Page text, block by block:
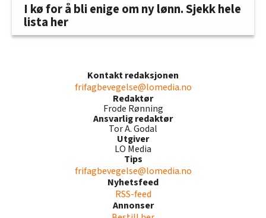
I kø for å bli enige om ny lønn. Sjekk hele
lista her
Kontakt redaksjonen
frifagbevegelse@lomedia.no
Redaktør
Frode Rønning
Ansvarlig redaktør
Tor A. Godal
Utgiver
LO Media
Tips
frifagbevegelse@lomedia.no
Nyhetsfeed
RSS-feed
Annonser